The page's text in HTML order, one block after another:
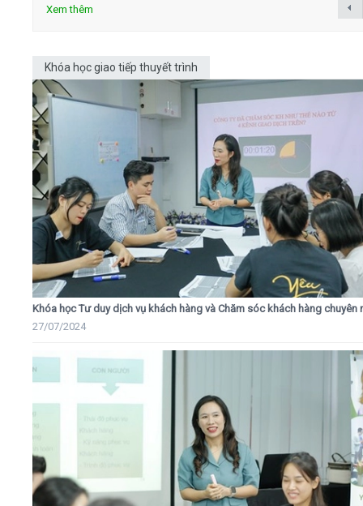
Xem thêm
Khóa học giao tiếp thuyết trình
Khóa học Tư duy dịch vụ khách hàng và Chăm sóc khách hàng chuyên
27/07/2024